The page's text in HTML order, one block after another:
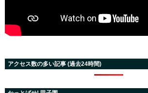
アクセス数の多い記事 (過去24時間)